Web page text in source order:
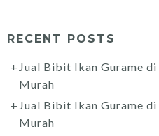
RECENT POSTS
Jual Bibit Ikan Gurame
Murah
Jual Bibit Ikan Gurame
Murah